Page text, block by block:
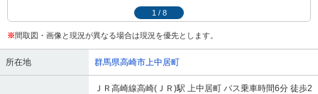
1 / 8
※間取図・画像と現況が異なる場合は現況を優先とします。
所在地 群馬県高崎市上中居町
ＪＲ高崎線高崎(ＪＲ)駅 上中居町 バス乗車時間6分 徒歩2